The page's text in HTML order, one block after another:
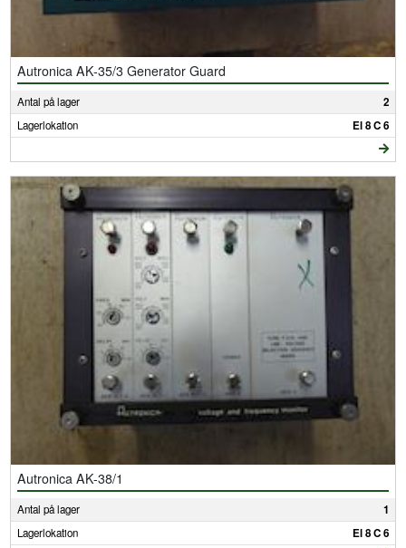
Autronica AK-35/3 Generator Guard
Antal på lager 2
Lagerlokation El 8 C 6
Autronica AK-38/1
Antal på lager 1
Lagerlokation El 8 C 6